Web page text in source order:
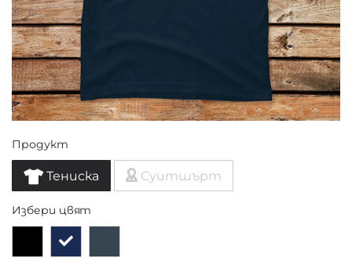
Продукт
Тениска Суитшърт
Избери цвят